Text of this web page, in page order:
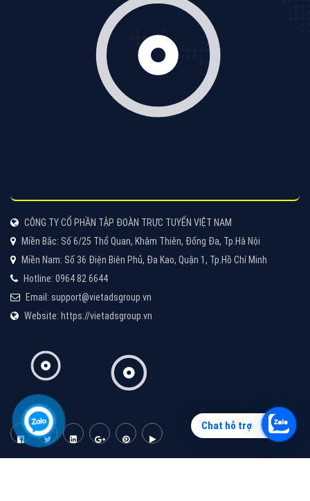
Chat hỗ trợ
cùng VietAds tìm hiểu về các hình thức quảng cáo
của trình duyệt Cốc Cốc
XEM CHI TIẾT
Hãy cùng VietAds tìm hiểu về các hình thức quảng
cáo Zalo hiệu quả
XEM CHI TIẾT